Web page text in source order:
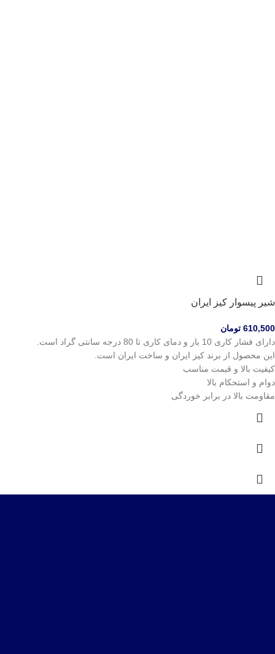
شیر پیسوار کیز ایران
610,500 تومان
دارای فشار کاری 10 بار و دمای کاری تا 80 درجه سانتی گراد است.
این محصول از برند کیز ایران و ساخت ایران است.
کیفیت بالا و قیمت مناسب
دوام و استحکام بالا
مقاومت بالا در برابر خوردگی